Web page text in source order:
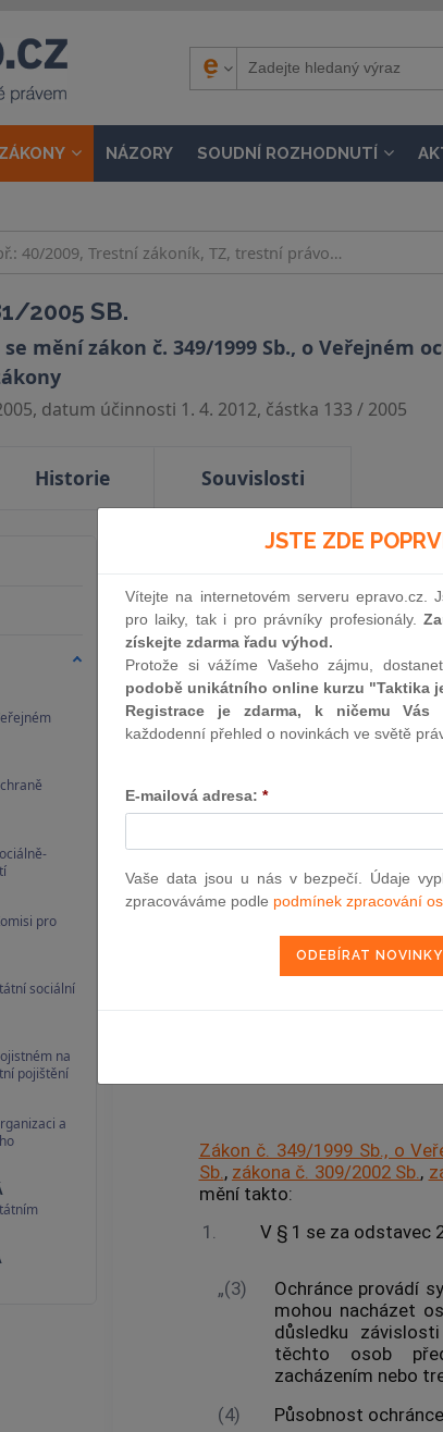
ZÁKONY NÁZORY SOUDNÍ ROZHODNUTÍ
2005 SB.
mění zákon č. 349/1999 Sb., o Veřejném
datum účinnosti 1. 4. 2012, částka 133 / 2005
Historie Souvislosti
pro
sociální
na
pojištění
a
ze
kterým se mění zákon č. 349/
pozdějších
Parlament se usnesl na
Změna
Zákon č. 349/1999 Sb., o
Sb., zákona č. 309/2002 Sb.,
mění takto:
1.
V § 1 se za odstavec
„(3)
Ochránce provádí
mohou nacházet
důsledku
těchto osob
zacházením nebo
(4)
Působnost
JSTE ZDE
Vítejte na internetovém serveru epravo.cz.
pro laiky, tak i pro právníky profesionály.
získejte zdarma řadu výhod.
Protože si vážíme Vašeho zájmu,
podobě unikátního online kurzu "Taktika
Registrace je zdarma, k ničemu Vás
každodenní přehled o novinkách ve světě
E-mailová adresa: *
Vaše data jsou u nás v bezpečí. Údaje
zpracováváme podle podmínek zpracování